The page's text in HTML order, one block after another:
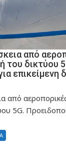
από
του δικτύου
από
5G.